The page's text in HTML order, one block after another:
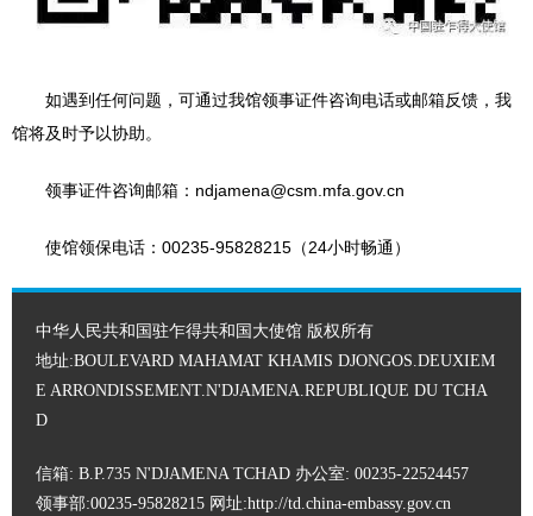
如遇到任何问题，可通过我馆领事证件咨询电话或邮箱反馈，我
馆将及时予以协助。
领事证件咨询邮箱：ndjamena@csm.mfa.gov.cn
使馆领保电话：00235-95828215（24小时畅通）
中华人民共和国驻乍得共和国大使馆 版权所有
地址:BOULEVARD MAHAMAT KHAMIS DJONGOS.DEUXIEM
E ARRONDISSEMENT.N'DJAMENA.REPUBLIQUE DU TCHA
D
信箱: B.P.735 N'DJAMENA TCHAD 办公室: 00235-22524457
领事部:00235-95828215 网址:http://td.china-embassy.gov.cn